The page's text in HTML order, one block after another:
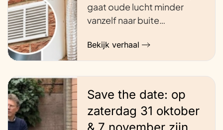
gaat oude lucht minder
vanzelf naar buite…
Bekijk verhaal
Save the date: op
zaterdag 31 oktober